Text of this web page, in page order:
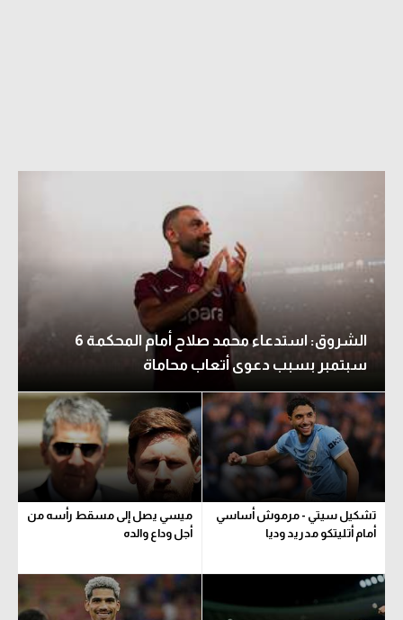
الشروق: استدعاء محمد صلاح أمام المحكمة 6
سبتمبر بسبب دعوى أتعاب محاماة
تشكيل سيتي - مرموش أساسي
أمام أتليتكو مدريد وديا
ميسي يصل إلى مسقط رأسه من
أجل وداع والده